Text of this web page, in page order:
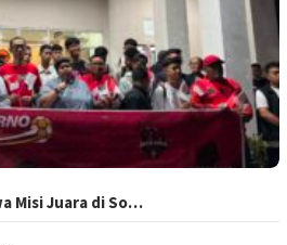
Misi Juara di So…